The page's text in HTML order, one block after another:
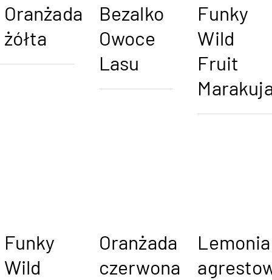
Oranżada
żółta
Bezalko
Owoce
Lasu
Funky
Wild
Fruit
Funky
Wild
Oranżada
czerwona